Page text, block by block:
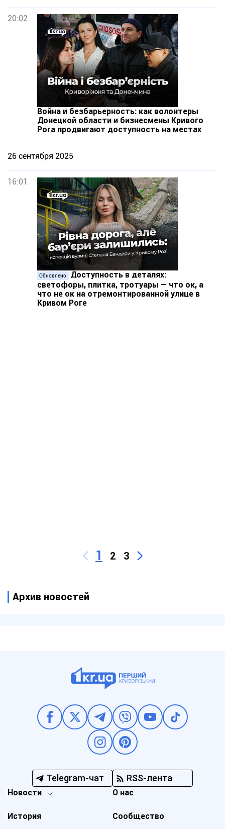
20:02
Война и безбарьерность: как волонтеры
Донецкой области и бизнесмены Кривого
Рога продвигают доступность на местах
26 сентября 2025
16:01
Обновлено
Доступность в деталях:
светофоры, плитка, тротуары — что ок, а
что не ок на отремонтированной улице в
Кривом Роге
1 2 3
Архив новостей
Telegram-чат RSS-лента
Новости
История
О нас
Сообщество